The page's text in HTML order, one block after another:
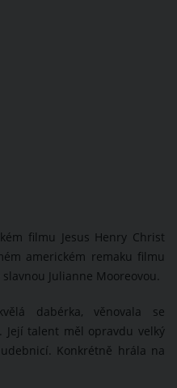
filmu Jesus Henry Christ
americkém remaku filmu
Julianne Mooreovou.
dabérka, věnovala se
Její talent měl opravdu velký
Konkrétně hrála na